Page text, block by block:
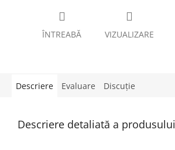
ÎNTREABĂ VIZUALIZARE
Descriere Evaluare Discuţie
Descriere detaliată a produsului